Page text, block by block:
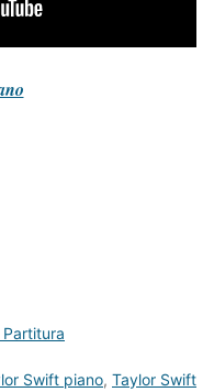
Swift piano, Taylor Swift